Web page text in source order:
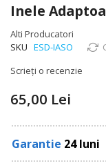
to
the
beginning
of
images
Inele
Alti Producatori
SKU ESD-IASO
Scrieți o recenzie
65,00 Lei
Garantie 24 luni